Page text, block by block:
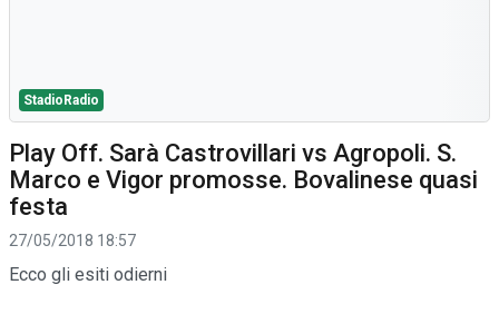
StadioRadio
Play Off. Sarà Castrovillari vs Agropoli. S.
Marco e Vigor promosse. Bovalinese quasi
festa
27/05/2018 18:57
Ecco gli esiti odierni